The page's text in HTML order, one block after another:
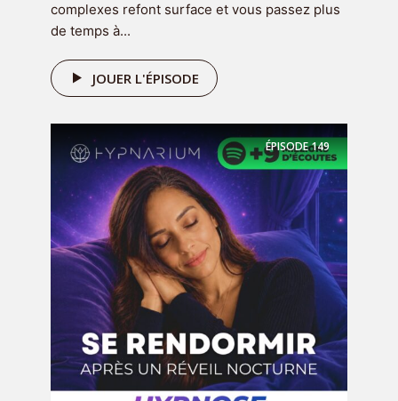
RECEVOIR LE CADEAU
Réserver une séance
Vous souhaitez travailler sur une
problématique en particulier ou
approfondir le travail que vous
avez déjà commencé avec le
podcast ? Alors je vous invite à
réserver une séance pour qu'on aille
plus loin ensemble :
RÉSERVER MA SÉANCE
complexes refont surface et vous passez plus
de temps à...
JOUER L'ÉPISODE
ÉPISODE149